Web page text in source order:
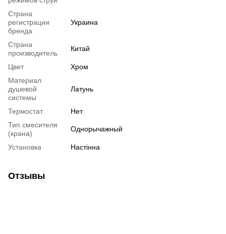
Страна
регистрации
бренда
Украина
Страна
производитель
Китай
Цвет
Хром
Материал
душевой
системы
Латунь
Термостат
Нет
Тип смесителя
(крана)
Однорычажный
Установка Настінна
Отзывы